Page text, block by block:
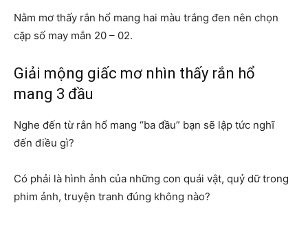
Nằm mơ thấy rắn hổ mang hai màu trắng đen nên chọn
cặp số may mắn 20 – 02.
Giải mộng giấc mơ nhìn thấy rắn hổ
mang 3 đầu
Nghe đến từ rắn hổ mang “ba đầu” bạn sẽ lập tức nghĩ
đến điều gì?
Có phải là hình ảnh của những con quái vật, quỷ dữ trong
phim ảnh, truyện tranh đúng không nào?